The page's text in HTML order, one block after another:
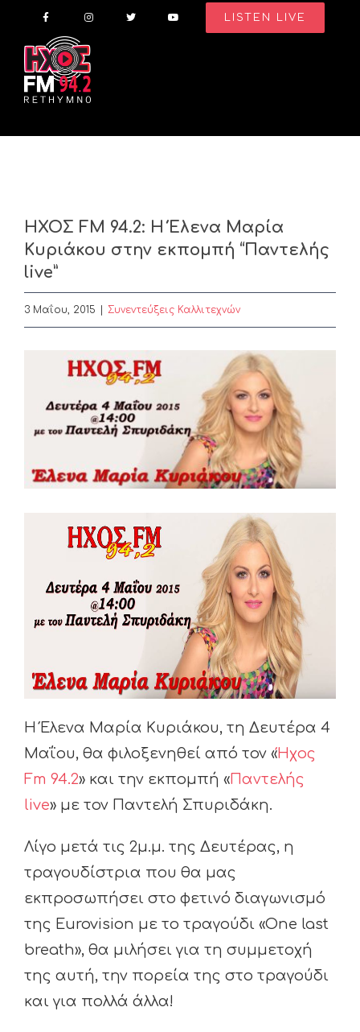
content
LISTEN LIVE
ΗΧΟΣ FM 94.2: Η Έλενα Μαρία
Κυριάκου στην εκπομπή “Παντελής
live”
3 Μαΐου, 2015 | Συνεντεύξεις Καλλιτεχνών
Image
Η Έλενα Μαρία Κυριάκου, τη Δευτέρα 4
Μαΐου, θα φιλοξενηθεί από τον «Ήχος
Fm 94.2» και την εκπομπή «Παντελής
live» με τον Παντελή Σπυριδάκη.
Λίγο μετά τις 2μ.μ. της Δευτέρας, η
τραγουδίστρια που θα μας
εκπροσωπήσει στο φετινό διαγωνισμό
της Eurovision με το τραγούδι «One last
breath», θα μιλήσει για τη συμμετοχή
της αυτή, την πορεία της στο τραγούδι
και για πολλά άλλα!